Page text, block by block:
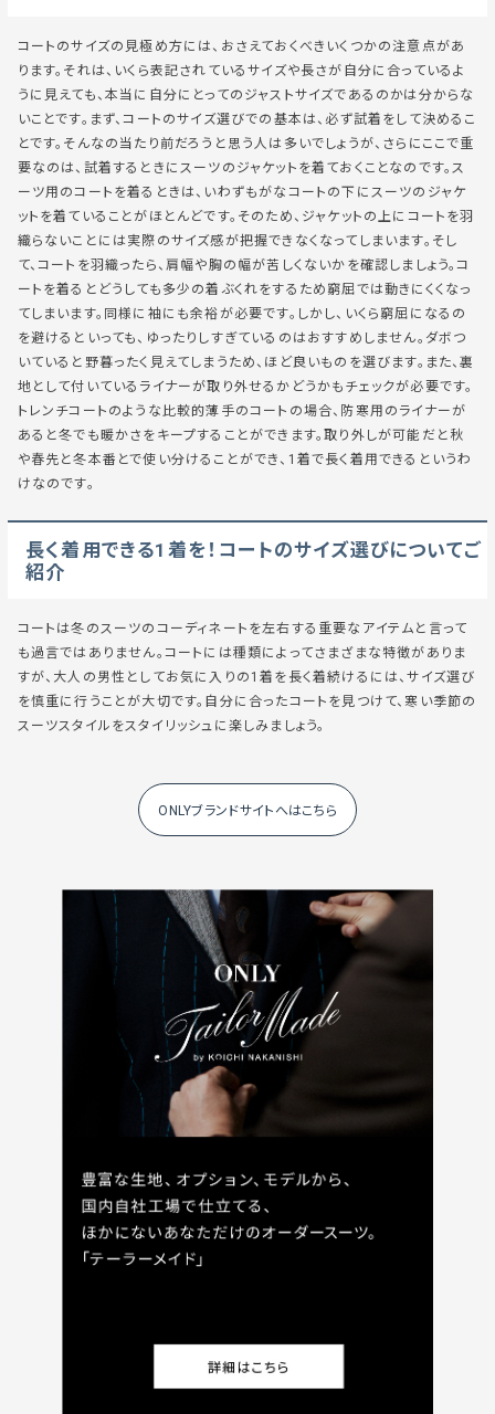
コートのサイズの見極め方には、おさえておくべきいくつかの注意点があ
ります。それは、いくら表記されているサイズや長さが自分に合っているよ
うに見えても、本当に自分にとってのジャストサイズであるのかは分からな
いことです。まず、コートのサイズ選びでの基本は、必ず試着をして決めるこ
とです。そんなの当たり前だろうと思う人は多いでしょうが、さらにここで重
要なのは、試着するときにスーツのジャケットを着ておくことなのです。ス
ーツ用のコートを着るときは、いわずもがなコートの下にスーツのジャケ
ットを着ていることがほとんどです。そのため、ジャケットの上にコートを羽
織らないことには実際のサイズ感が把握できなくなってしまいます。そし
て、コートを羽織ったら、肩幅や胸の幅が苦しくないかを確認しましょう。コ
ートを着るとどうしても多少の着ぶくれをするため窮屈では動きにくくなっ
てしまいます。同様に袖にも余裕が必要です。しかし、いくら窮屈になるの
を避けるといっても、ゆったりしすぎているのはおすすめしません。ダボつ
いていると野暮ったく見えてしまうため、ほど良いものを選びます。また、裏
地として付いているライナーが取り外せるかどうかもチェックが必要です。
トレンチコートのような比較的薄手のコートの場合、防寒用のライナーが
あると冬でも暖かさをキープすることができます。取り外しが可能だと秋
や春先と冬本番とで使い分けることができ、1着で長く着用できるというわ
けなのです。
長く着用できる1着を！コートのサイズ選びについてご
紹介
コートは冬のスーツのコーディネートを左右する重要なアイテムと言って
も過言ではありません。コートには種類によってさまざまな特徴がありま
すが、大人の男性としてお気に入りの1着を長く着続けるには、サイズ選び
を慎重に行うことが大切です。自分に合ったコートを見つけて、寒い季節の
スーツスタイルをスタイリッシュに楽しみましょう。
ONLYブランドサイトへはこちら